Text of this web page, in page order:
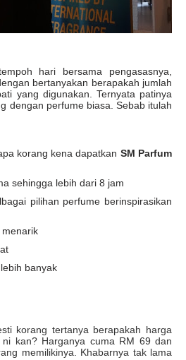
hari bersama pengasasnya,
bertanyakan berapakah jumlah
yang digunakan. Ternyata patinya
dengan perfume biasa. Sebab itulah
korang kena dapatkan SM Parfum
sehingga lebih dari 8 jam
pilihan perfume berinspirasikan
menarik
banyak
korang tertanya berapakah harga
kan? Harganya cuma RM 69 dan
memilikinya. Khabarnya tak lama